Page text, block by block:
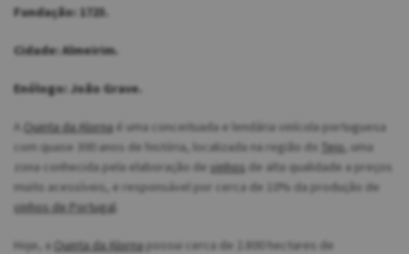
Fundação: 1723.
Cidade: Almeirim.
Enólogo: João Grave.
A Quinta da Alorna é uma conceituada e lendária vinícola portuguesa
com quase 300 anos de história, localizada na região do Tejo, uma
zona conhecida pela elaboração de vinhos de alta qualidade a preços
muito acessíveis, e responsável por cerca de 10% da produção de
vinhos de Portugal
Hoje, a Quinta da Alornapossui cerca de 2.800 hectares de